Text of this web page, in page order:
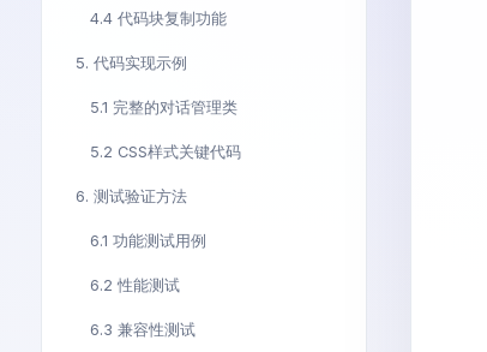
4.4 代码块复制功能
5. 代码实现示例
5.1 完整的对话管理类
5.2 CSS样式关键代码
6. 测试验证方法
6.1 功能测试用例
6.2 性能测试
6.3 兼容性测试